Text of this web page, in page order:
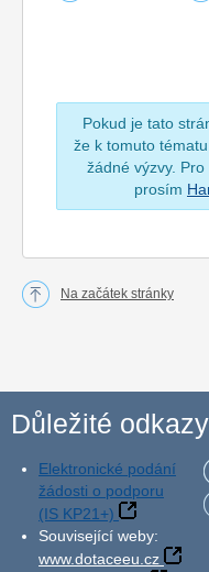
Pokud je tato
že k tomuto
žádné výzvy.
prosím
Na začátek stránky
Důležité odkazy
Elektronické podání
žádosti o podporu
(IS KP21+)
Související weby:
www.dotaceeu.cz